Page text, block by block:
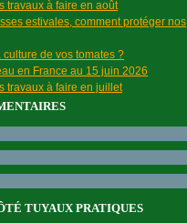
travaux à faire en août
estivales, comment protéger nos
de vos tomates ?
en France au 15 juin 2026
travaux à faire en juillet
TUYAUX PRATIQUES